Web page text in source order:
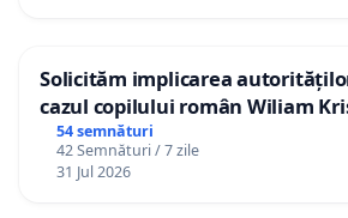
Solicităm implicarea
cazul copilului român Wiliam
Gheorghe, aflat în plasament în
12 ani
54 semnături
42 Semnături / 7 zile
31 Jul 2026